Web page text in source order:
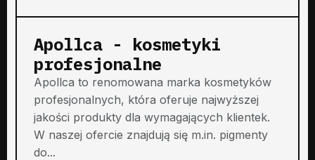
Apollca - kosmetyki
profesjonalne
Apollca to renomowana marka kosmetyków
profesjonalnych, która oferuje najwyższej
jakości produkty dla wymagających klientek.
W naszej ofercie znajdują się m.in. pigmenty
do...